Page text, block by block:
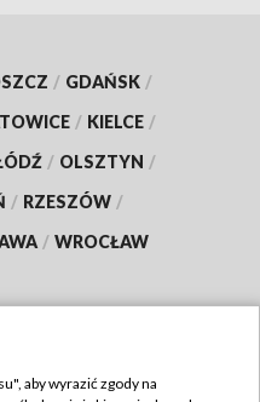
/ GDAŃSK /
/ KIELCE /
/ OLSZTYN /
/ RZESZÓW /
/ WROCŁAW
aby wyrazić zgody na